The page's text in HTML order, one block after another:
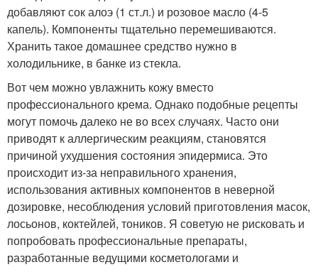
добавляют сок алоэ (1 ст.л.) и розовое масло (4-5
капель). Компоненты тщательно перемешиваются.
Хранить такое домашнее средство нужно в
холодильнике, в банке из стекла.
Вот чем можно увлажнить кожу вместо
профессионального крема. Однако подобные рецепты
могут помочь далеко не во всех случаях. Часто они
приводят к аллергическим реакциям, становятся
причиной ухудшения состояния эпидермиса. Это
происходит из-за неправильного хранения,
использования активных компонентов в неверной
дозировке, несоблюдения условий приготовления масок,
лосьонов, коктейлей, тоников. Я советую не рисковать и
попробовать профессиональные препараты,
разработанные ведущими косметологами и